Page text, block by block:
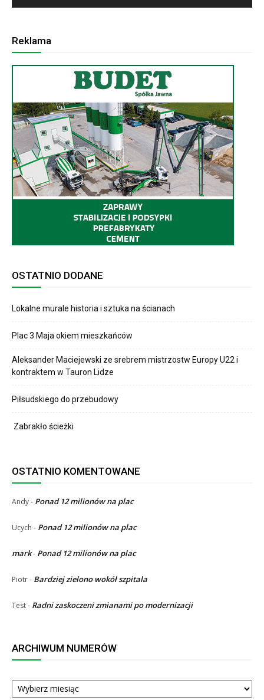
Reklama
OSTATNIO DODANE
Lokalne murale historia i sztuka na ścianach
Plac 3 Maja okiem mieszkańców
Aleksander Maciejewski ze srebrem mistrzostw Europy U22 i
kontraktem w Tauron Lidze
Piłsudskiego do przebudowy
Zabrakło ścieżki
OSTATNIO KOMENTOWANE
Andy- Ponad 12 milionów na plac
Ucych - Ponad 12 milionów na plac
mark- Ponad 12 milionów na plac
Piotr- Bardziej zielono wokół szpitala
Test- Radni zaskoczeni zmianami po modernizacji
ARCHIWUM NUMERÓW
ARCHIWUM
NUMERÓW